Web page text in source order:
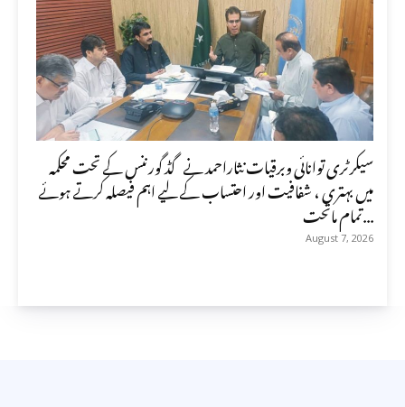
سیکرٹری توانائی وبرقیات نثاراحمد نے گڈ گورننس کے تحت محکمہ
میں بہتری ، شفافیت اور احتساب کے لیے اہم فیصلہ کرتے ہوئے
تمام ماتحت...
August 7, 2026